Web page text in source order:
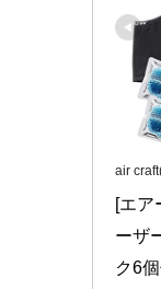
air
[エア
ーザ
ク6